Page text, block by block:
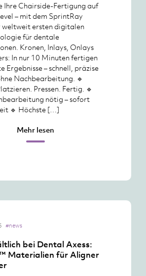
Ihre Chairside-Fertigung auf
– mit dem SprintRay
weltweit ersten digitalen
für dentale
Kronen, Inlays, Onlays
In nur 10 Minuten fertigen
Ergebnisse – schnell, präzise
Nachbearbeitung. 🔹
Pressen. Fertig. 🔹
nötig – sofort
🔹 Höchste […]
Mehr lesen
#news
bei Dental Axess:
Materialien für Aligner